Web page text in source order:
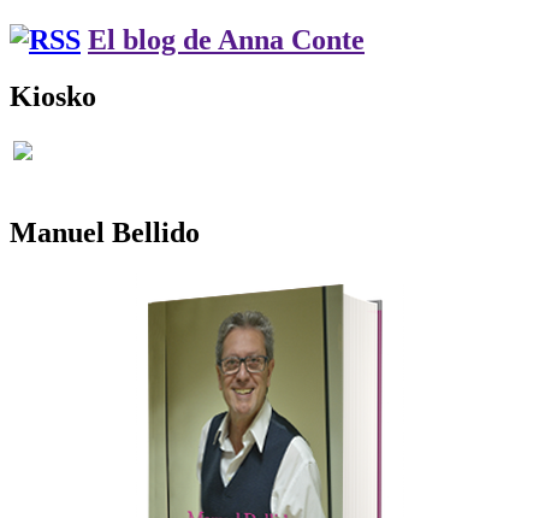
El blog de Anna Conte
Kiosko
Manuel Bellido